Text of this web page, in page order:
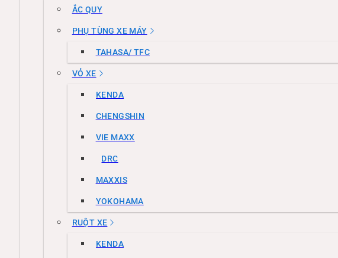
ẮC QUY
PHỤ TÙNG XE MÁY
TAHASA/ TFC
VỎ XE
KENDA
CHENGSHIN
VIE MAXX
DRC
MAXXIS
YOKOHAMA
RUỘT XE
KENDA